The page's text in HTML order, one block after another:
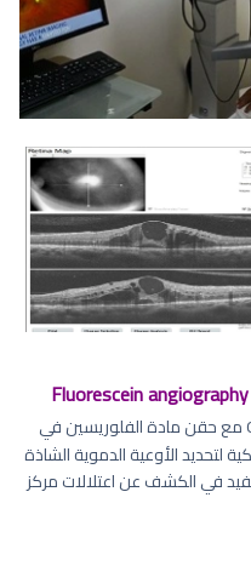
- تصوير الشبكية بصبغة الفلوريسين Fluorescein angiography
حيث يتم تصوير الشبكية بجهاز Optos مع حقن مادة الفلوريسين في
لتحديد الأوعية الدموية الشاذة
في الكشف عن اعتلالات مركز